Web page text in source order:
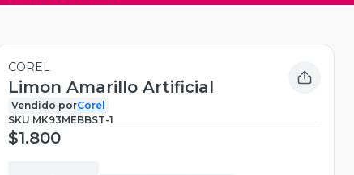
COREL
Limon Amarillo Artificial
Vendido porCorel
SKU MK93MEBBST-1
$1.800